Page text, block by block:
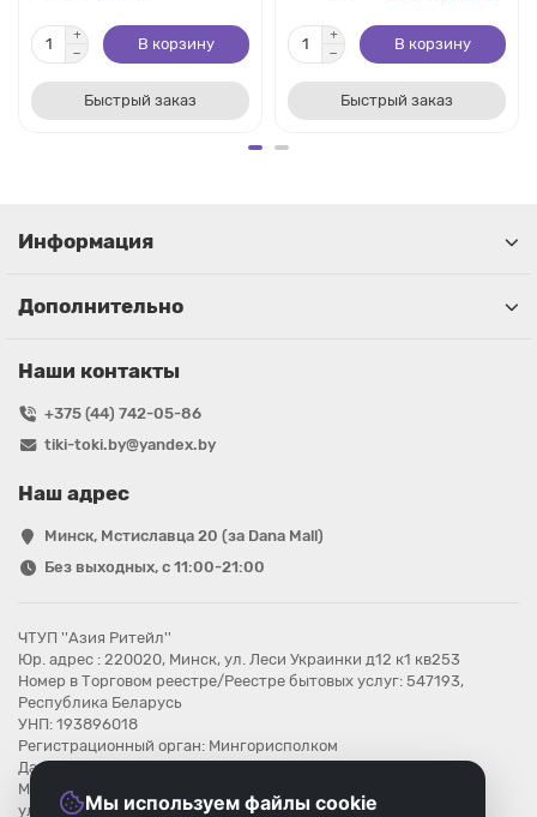
В корзину
Быстрый заказ
В корзину
Быстрый заказ
Информация
Дополнительно
Наши контакты
+375 (44) 742-05-86
tiki-toki.by@yandex.by
Наш адрес
Минск, Мстиславца 20 (за Dana Mall)
Без выходных, с 11:00-21:00
ЧТУП ''Азия Ритейл''
Юр. адрес : 220020, Минск, ул. Леси Украинки д12 к1 кв253
Номер в Торговом реестре/Реестре бытовых услуг: 547193,
Республика Беларусь
УНП: 193896018
Регистрационный орган: Мингорисполком
Дата регистрации компании: 08.08.2025
Местонахождение книги замечаний и предложений: г.Минск,
ул.Мстиславца 20Мы используем файлы cookie